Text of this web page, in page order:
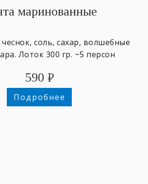
маринованные
чеснок, соль, сахар, волшебные
Лоток 300 гр. ~5 персон
590 ₽
Подробнее